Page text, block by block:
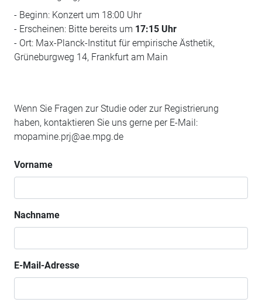
- Beginn: Konzert um 18:00 Uhr
- Erscheinen: Bitte bereits um 17:15 Uhr
- Ort: Max-Planck-Institut für empirische Ästhetik,
Grüneburgweg 14, Frankfurt am Main
Wenn Sie Fragen zur Studie oder zur Registrierung
haben, kontaktieren Sie uns gerne per E-Mail:
mopamine.prj@ae.mpg.de
Vorname
Nachname
E-Mail-Adresse